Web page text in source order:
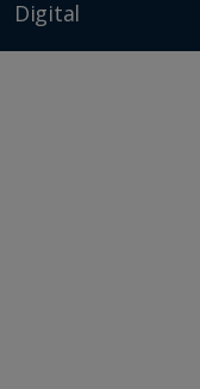
Digital